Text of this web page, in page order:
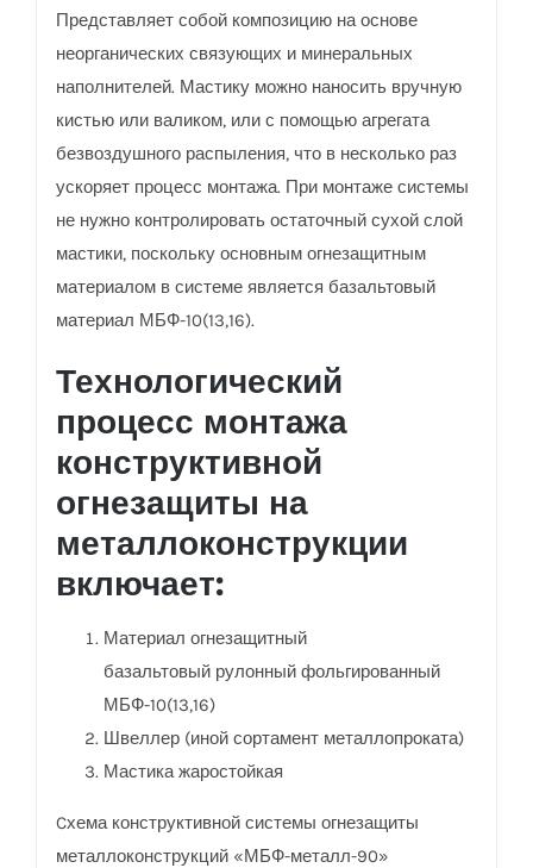
Представляет собой композицию на основе
неорганических связующих и минеральных
наполнителей. Мастику можно наносить вручную
кистью или валиком, или с помощью агрегата
безвоздушного распыления, что в несколько раз
ускоряет процесс монтажа. При монтаже системы
не нужно контролировать остаточный сухой слой
мастики, поскольку основным огнезащитным
материалом в системе является базальтовый
материал МБФ-10(13,16).
Технологический
процесс монтажа
конструктивной
огнезащиты на
металлоконструкции
включает:
Материал огнезащитный
базальтовый рулонный фольгированный
МБФ-10(13,16)
Швеллер (иной сортамент металлопроката)
Мастика жаростойкая
Cхема конструктивной системы огнезащиты
металлоконструкций «МБФ-металл-90»